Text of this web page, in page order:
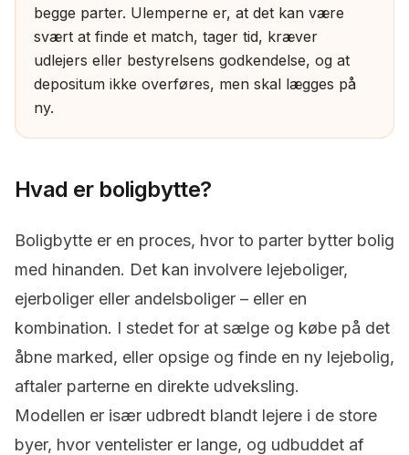
begge parter. Ulemperne er, at det kan være
svært at finde et match, tager tid, kræver
udlejers eller bestyrelsens godkendelse, og at
depositum ikke overføres, men skal lægges på
ny.
Hvad er boligbytte?
Boligbytte er en proces, hvor to parter bytter bolig
med hinanden. Det kan involvere lejeboliger,
ejerboliger eller andelsboliger – eller en
kombination. I stedet for at sælge og købe på det
åbne marked, eller opsige og finde en ny lejebolig,
aftaler parterne en direkte udveksling.
Modellen er især udbredt blandt lejere i de store
byer, hvor ventelister er lange, og udbuddet af